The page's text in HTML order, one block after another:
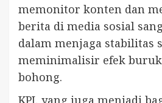
memonitor konten dan
berita di media sosial
dalam menjaga stabilitas
meminimalisir efek
bohong.
KPI, yang juga menjadi